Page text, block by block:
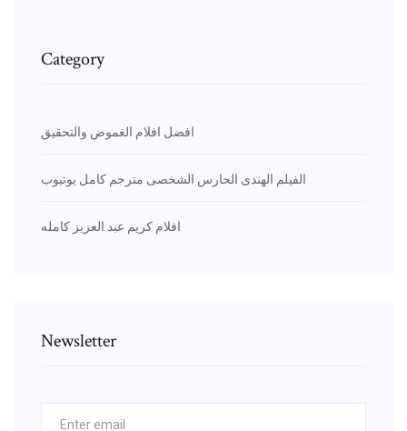
Category
افضل افلام الغموض والتحقيق
الفيلم الهندى الحارس الشخصى مترجم كامل يوتيوب
افلام كريم عبد العزيز كامله
Newsletter